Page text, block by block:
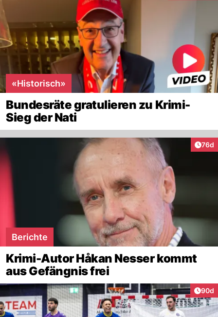
«Historisch»
Bundesräte gratulieren zu Krimi-
Sieg der Nati
76d
Berichte
Krimi-Autor Håkan Nesser kommt
aus Gefängnis frei
90d